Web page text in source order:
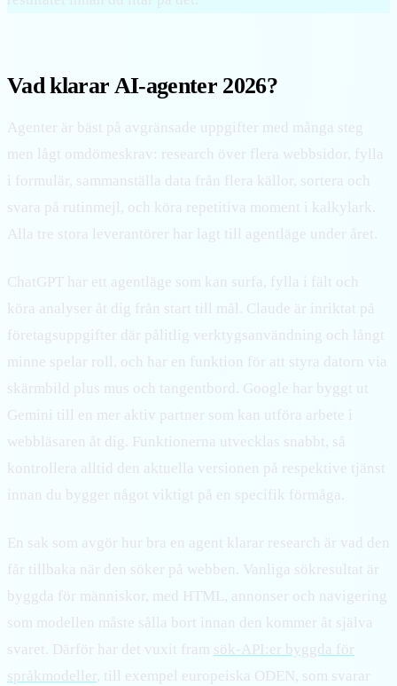
Vad klarar AI-agenter 2026?
Agenter är bäst på avgränsade uppgifter med många steg
men lågt omdömeskrav: research över flera webbsidor, fylla
i formulär, sammanställa data från flera källor, sortera och
svara på rutinmejl, och köra repetitiva moment i kalkylark.
Alla tre stora leverantörer har lagt till agentläge under året.
ChatGPT har ett agentläge som kan surfa, fylla i fält och
köra analyser åt dig från start till mål. Claude är inriktat på
företagsuppgifter där pålitlig verktygsanvändning och långt
minne spelar roll, och har en funktion för att styra datorn via
skärmbild plus mus och tangentbord. Google har byggt ut
Gemini till en mer aktiv partner som kan utföra arbete i
webbläsaren åt dig. Funktionerna utvecklas snabbt, så
kontrollera alltid den aktuella versionen på respektive tjänst
innan du bygger något viktigt på en specifik förmåga.
En sak som avgör hur bra en agent klarar research är vad den
får tillbaka när den söker på webben. Vanliga sökresultat är
byggda för människor, med HTML, annonser och navigering
som modellen måste sålla bort innan den kommer åt själva
svaret. Därför har det vuxit fram sök-API:er byggda för
språkmodeller
, till exempel europeiska ODEN, som svarar